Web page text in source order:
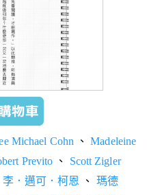
Michael Cohn 、Madeleine
Previto 、 Scott Zigler
李．邁可．柯恩 、 瑪德